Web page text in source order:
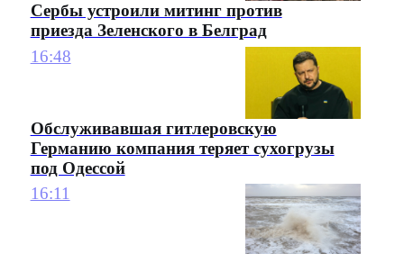
Сербы устроили митинг против
приезда Зеленского в Белград
16:48
Обслуживавшая гитлеровскую
Германию компания теряет сухогрузы
под Одессой
16:11